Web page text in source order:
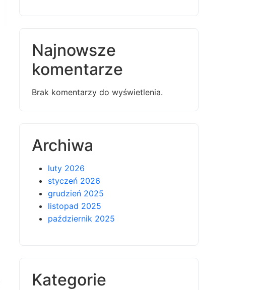
Najnowsze
komentarze
Brak komentarzy do wyświetlenia.
Archiwa
luty 2026
styczeń 2026
grudzień 2025
listopad 2025
październik 2025
Kategorie